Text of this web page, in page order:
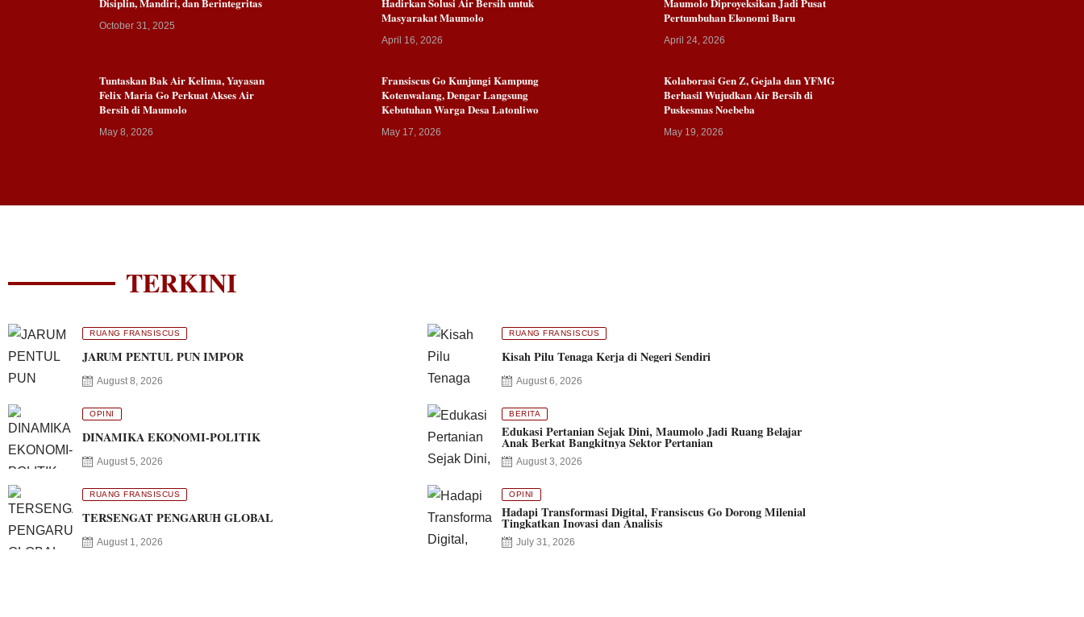
October 31, 2025
Masyarakat Maumolo
April 16, 2026
Pertumbuhan Ekonomi Baru
April 24, 2026
Tuntaskan Bak Air Kelima, Yayasan
Felix Maria Go Perkuat Akses Air
Bersih di Maumolo
May 8, 2026
Fransiscus Go Kunjungi Kampung
Kotenwalang, Dengar Langsung
Kebutuhan Warga Desa Latonliwo
May 17, 2026
Kolaborasi Gen Z, Gejala dan YFMG
Berhasil Wujudkan Air Bersih di
Puskesmas Noebeba
May 19, 2026
TERKINI
RUANG FRANSISCUS
JARUM PENTUL PUN IMPOR
August 8, 2026
RUANG FRANSISCUS
Kisah Pilu Tenaga Kerja di Negeri Sendiri
August 6, 2026
OPINI
DINAMIKA EKONOMI-POLITIK
August 5, 2026
BERITA
Edukasi Pertanian Sejak Dini, Maumolo Jadi Ruang Belajar
Anak Berkat Bangkitnya Sektor Pertanian
August 3, 2026
RUANG FRANSISCUS
TERSENGAT PENGARUH GLOBAL
August 1, 2026
OPINI
Hadapi Transformasi Digital, Fransiscus Go Dorong Milenial
Tingkatkan Inovasi dan Analisis
July 31, 2026